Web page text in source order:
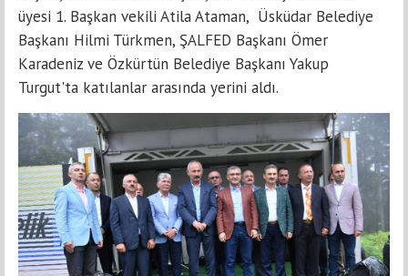
üyesi 1. Başkan vekili Atila Ataman, Üsküdar Belediye
Başkanı Hilmi Türkmen, ŞALFED Başkanı Ömer
Karadeniz ve Özkürtün Belediye Başkanı Yakup
Turgut'ta katılanlar arasında yerini aldı.